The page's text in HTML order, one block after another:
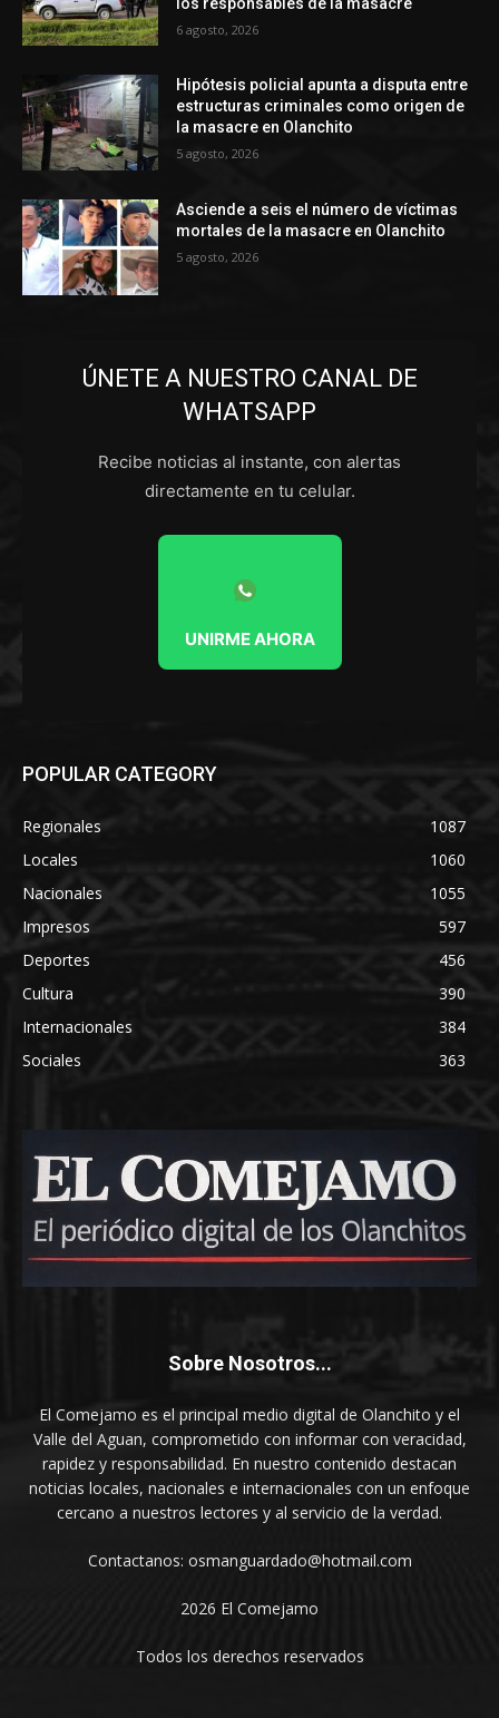
6 agosto, 2026
Hipótesis policial apunta a disputa entre
estructuras criminales como origen de
la masacre en Olanchito
5 agosto, 2026
Asciende a seis el número de víctimas
mortales de la masacre en Olanchito
5 agosto, 2026
ÚNETE A NUESTRO CANAL DE
WHATSAPP
Recibe noticias al instante, con alertas
directamente en tu celular.
UNIRME AHORA
POPULAR CATEGORY
Regionales
1087
Locales
1060
Nacionales
1055
Impresos
597
Deportes
456
Cultura
390
Internacionales
384
Sociales
363
Sobre Nosotros...
El Comejamo es el principal medio digital de Olanchito y el
Valle del Aguan, comprometido con informar con veracidad,
rapidez y responsabilidad. En nuestro contenido destacan
noticias locales, nacionales e internacionales con un enfoque
cercano a nuestros lectores y al servicio de la verdad.
Contactanos: osmanguardado@hotmail.com
2026 El Comejamo
Todos los derechos reservados